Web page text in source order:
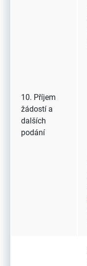
10. Příjem
žádostí a
dalších
podání